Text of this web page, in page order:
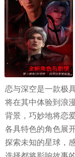
恋与深空是一款极
将在其中体验到浪
背景，巧妙地将恋
各具特色的角色展
探索未知的星球，